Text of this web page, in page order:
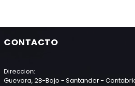
CONTACTO
Direccion:
Guevara, 28-Bajo - Santander -